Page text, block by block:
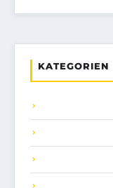
KATEGORIEN